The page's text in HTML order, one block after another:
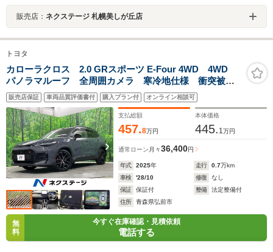
販売店： ネクステージ 札幌美しが丘店
トヨタ
カローラクロス 2.0 GRスポーツ E-Four 4WD 4WD
パノラマルーフ 全周囲カメラ 寒冷地仕様 衝突被害
軽減システム レーダークルーズ 禁煙車 電動リアゲ
ート コーナーセンサー スマートキー LEDヘッド
ETC2.0 純正19インチアルミ
販売店保証 車両品質評価書付 購入プラン付 オンライン相談可
支払総額
457.8万円
本体価格
445. 1万円
通常ローン 月々36,400円
年式 2025年 走行 0.7万km
車検
'28/10 修復
なし
保証
保証付 整備
法定整備付
住所
青森県弘前市
無
料
今すぐ在庫確認・見積依頼
電話する